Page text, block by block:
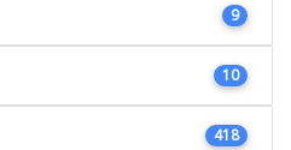
9
10
418